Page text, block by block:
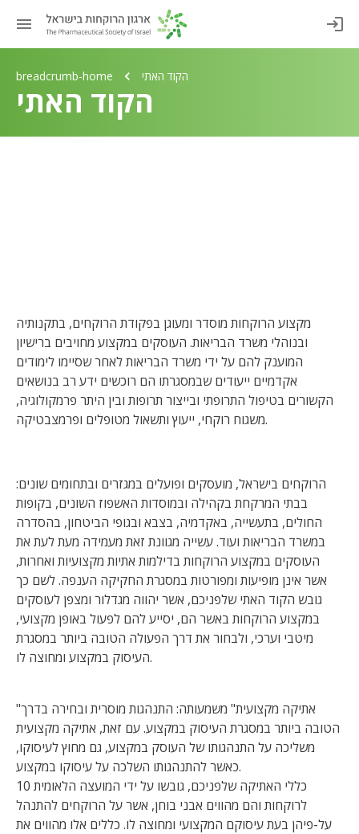
breadcrumb-home הקוד האתי
הקוד האתי
מקצוע הרוקחות מוסדר ומעוגן בפקודת הרוקחים, בתקנותיה
ובנוהלי משרד הבריאות. העוסקים במקצוע מחויבים ברישיון
המוענק להם על ידי משרד הבריאות לאחר שסיימו לימודים
אקדמיים ייעודים שבמסגרתו הם רוכשים ידע רב בנושאים
הקשורים בטיפול התרופתי ובייצור תרופות ובין היתר פרמקולוגיה,
משגוח רוקחי, ייעוץ ותשאול מטופלים ופרמצבטיקה.
הרוקחים בישראל, מועסקים ופועלים במגזרים ובתחומים שונים:
בבתי המרקחת בקהילה ובמוסדות האשפוז השונים, בקופות
החולים, בתעשייה, באקדמיה, בצבא ובגופי הביטחון, בהסדרה
במשרד הבריאות ועוד. עשייה מגוונת זאת מעמידה מעת לעת את
העוסקים במקצוע הרוקחות בדילמות אתיות מקצועיות ואחרות,
אשר אינן מופיעות ומפורטות במסגרת החקיקה הענפה. לשם כך
גובש הקוד האתי שלפניכם, אשר יהווה מגדלור ומצפן לעוסקים
במקצוע הרוקחות באשר הם, יסייע להם לפעול באופן מקצועי,
מיטבי וערכי, ולבחור את דרך הפעולה הטובה ביותר במסגרת
העיסוק במקצוע ומחוצה לו.
"אתיקה מקצועית" משמעותה: התנהגות מוסרית ובחירה בדרך
הטובה ביותר במסגרת העיסוק במקצוע. עם זאת, אתיקה מקצועית
משליכה על התנהגותו של העוסק במקצוע, גם מחוץ לעיסוקו,
כאשר להתנהגותו השלכה על עיסוקו במקצוע.
10 כללי האתיקה שלפניכם, גובשו על ידי המועצה הלאומית
לרוקחות והם מהווים אבני בוחן, אשר על הרוקחים להתנהל
על-פיהן בעת עיסוקם המקצועי ומחוצה לו. כללים אלו מהווים את